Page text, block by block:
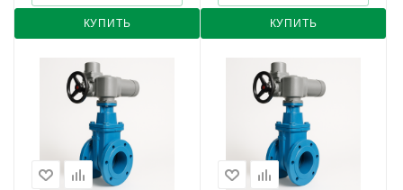
КУПИТЬ КУПИТЬ